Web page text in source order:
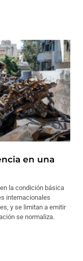
en una
la condición básica
internacionales
y se limitan a emitir
se normaliza.